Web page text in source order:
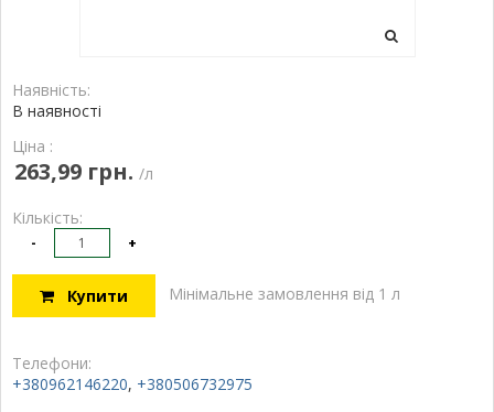
Наявність:
В наявності
Ціна :
263,99 грн. /л
Кількість:
- +
Купити Мінімальне замовлення від 1 л
Телефони:
+380962146220, +380506732975